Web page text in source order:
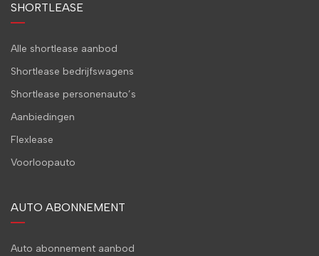
SHORTLEASE
Alle shortlease aanbod
Shortlease bedrijfswagens
Shortlease personenauto’s
Aanbiedingen
Flexlease
Voorloopauto
AUTO ABONNEMENT
Auto abonnement aanbod